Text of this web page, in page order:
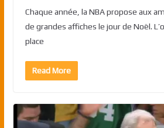
Chaque année, la NBA propose aux
de grandes affiches le jour de Noël.
place
Read More